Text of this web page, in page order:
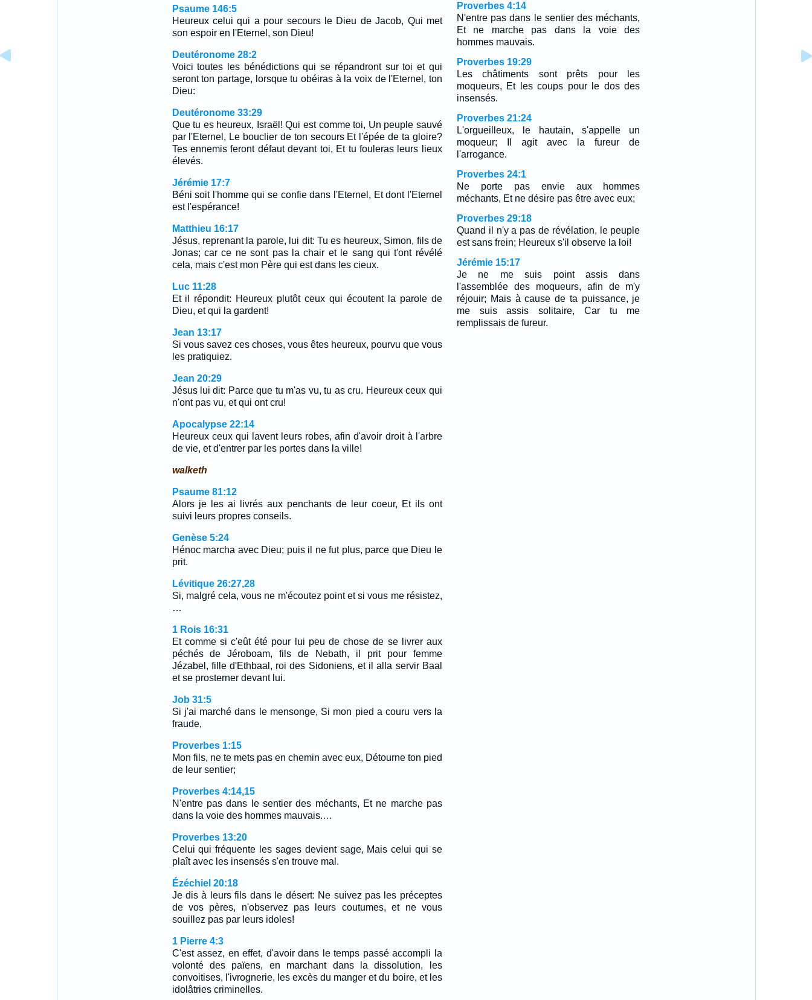
Psaume 146:5
Heureux celui qui a pour secours le Dieu de Jacob, Qui met
son espoir en l'Eternel, son Dieu!
Deutéronome 28:2
Voici toutes les bénédictions qui se répandront sur toi et qui
seront ton partage, lorsque tu obéiras à la voix de l'Eternel, ton
Dieu:
Deutéronome 33:29
Que tu es heureux, Israël! Qui est comme toi, Un peuple sauvé
par l'Eternel, Le bouclier de ton secours Et l'épée de ta gloire?
Tes ennemis feront défaut devant toi, Et tu fouleras leurs lieux
élevés.
Jérémie 17:7
Béni soit l'homme qui se confie dans l'Eternel, Et dont l'Eternel
est l'espérance!
Matthieu 16:17
Jésus, reprenant la parole, lui dit: Tu es heureux, Simon, fils de
Jonas; car ce ne sont pas la chair et le sang qui t'ont révélé
cela, mais c'est mon Père qui est dans les cieux.
Luc 11:28
Et il répondit: Heureux plutôt ceux qui écoutent la parole de
Dieu, et qui la gardent!
Jean 13:17
Si vous savez ces choses, vous êtes heureux, pourvu que vous
les pratiquiez.
Jean 20:29
Jésus lui dit: Parce que tu m'as vu, tu as cru. Heureux ceux qui
n'ont pas vu, et qui ont cru!
Apocalypse 22:14
Heureux ceux qui lavent leurs robes, afin d'avoir droit à l'arbre
de vie, et d'entrer par les portes dans la ville!
walketh
Psaume 81:12
Alors je les ai livrés aux penchants de leur coeur, Et ils ont
suivi leurs propres conseils.
Genèse 5:24
Hénoc marcha avec Dieu; puis il ne fut plus, parce que Dieu le
prit.
Lévitique 26:27,28
Si, malgré cela, vous ne m'écoutez point et si vous me résistez,
…
1 Rois 16:31
Et comme si c'eût été pour lui peu de chose de se livrer aux
péchés de Jéroboam, fils de Nebath, il prit pour femme
Jézabel, fille d'Ethbaal, roi des Sidoniens, et il alla servir Baal
et se prosterner devant lui.
Job 31:5
Si j'ai marché dans le mensonge, Si mon pied a couru vers la
fraude,
Proverbes 1:15
Mon fils, ne te mets pas en chemin avec eux, Détourne ton pied
de leur sentier;
Proverbes 4:14,15
N'entre pas dans le sentier des méchants, Et ne marche pas
dans la voie des hommes mauvais.…
Proverbes 13:20
Celui qui fréquente les sages devient sage, Mais celui qui se
plaît avec les insensés s'en trouve mal.
Ézéchiel 20:18
Je dis à leurs fils dans le désert: Ne suivez pas les préceptes
de vos pères, n'observez pas leurs coutumes, et ne vous
souillez pas par leurs idoles!
1 Pierre 4:3
C'est assez, en effet, d'avoir dans le temps passé accompli la
volonté des païens, en marchant dans la dissolution, les
convoitises, l'ivrognerie, les excès du manger et du boire, et les
idolâtries criminelles.
Proverbes 4:14
N'entre pas dans le sentier des méchants,
Et ne marche pas dans la voie des
hommes mauvais.
Proverbes 19:29
Les châtiments sont prêts pour les
moqueurs, Et les coups pour le dos des
insensés.
Proverbes 21:24
L'orgueilleux, le hautain, s'appelle un
moqueur; Il agit avec la fureur de
l'arrogance.
Proverbes 24:1
Ne porte pas envie aux hommes
méchants, Et ne désire pas être avec eux;
Proverbes 29:18
Quand il n'y a pas de révélation, le peuple
est sans frein; Heureux s'il observe la loi!
Jérémie 15:17
Je ne me suis point assis dans
l'assemblée des moqueurs, afin de m'y
réjouir; Mais à cause de ta puissance, je
me suis assis solitaire, Car tu me
remplissais de fureur.